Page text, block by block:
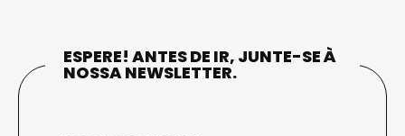
ESPERE! ANTES DE IR, JUNTE-SE À
NOSSA NEWSLETTER.